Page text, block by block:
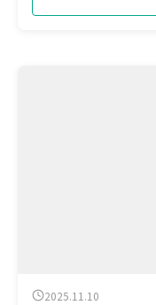
2025.11.10